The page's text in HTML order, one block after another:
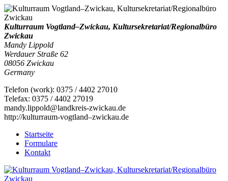
Kulturraum Vogtland–Zwickau, Kultursekretariat/Regionalbüro
Zwickau
Mandy Lippold
Werdauer Straße 62
08056 Zwickau
Germany
Telefon (work): 0375 / 4402 27010
Telefax: 0375 / 4402 27019
mandy.lippold@landkreis-zwickau.de
http://kulturraum-vogtland–zwickau.de
Startseite
Formulare
Kontakt